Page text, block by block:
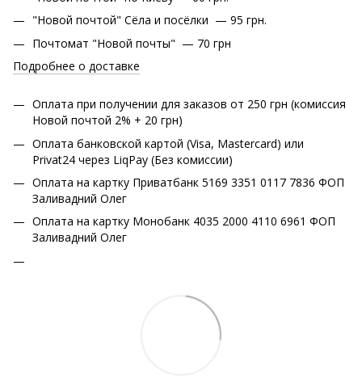
"Новой почтой" Сёла и посёлки — 95 грн.
Почтомат "Новой почты" — 70 грн
Подробнее о доставке
Оплата при получении для заказов от 250 грн (комиссия
Новой почтой 2% + 20 грн)
Оплата банковской картой (Visa, Mastercard) или
Privat24 через LiqPay (Без комиссии)
Оплата на картку Приватбанк 5169 3351 0117 7836 ФОП
Заливадний Олег
Оплата на картку Монобанк 4035 2000 4110 6961 ФОП
Заливадний Олег